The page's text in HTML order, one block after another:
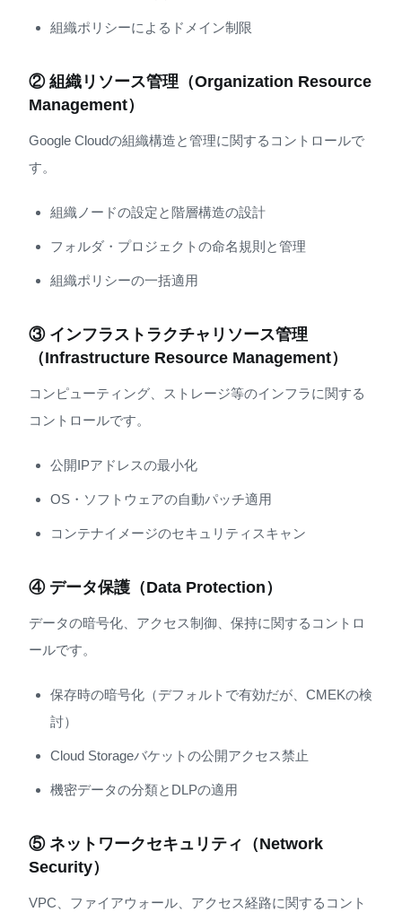
組織ポリシーによるドメイン制限
② 組織リソース管理（Organization Resource
Management）
Google Cloudの組織構造と管理に関するコントロールで
す。
組織ノードの設定と階層構造の設計
フォルダ・プロジェクトの命名規則と管理
組織ポリシーの一括適用
③ インフラストラクチャリソース管理
（Infrastructure Resource Management）
コンピューティング、ストレージ等のインフラに関する
コントロールです。
公開IPアドレスの最小化
OS・ソフトウェアの自動パッチ適用
コンテナイメージのセキュリティスキャン
④ データ保護（Data Protection）
データの暗号化、アクセス制御、保持に関するコントロ
ールです。
保存時の暗号化（デフォルトで有効だが、CMEKの検
討）
Cloud Storageバケットの公開アクセス禁止
機密データの分類とDLPの適用
⑤ ネットワークセキュリティ（Network
Security）
VPC、ファイアウォール、アクセス経路に関するコント